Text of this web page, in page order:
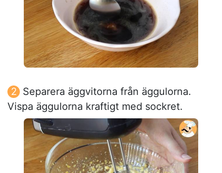
Separera äggvitorna från äggulorna.
Vispa äggulorna kraftigt med sockret.